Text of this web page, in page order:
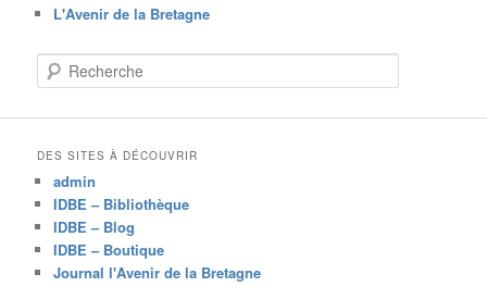
L'Avenir de la Bretagne
e
e
c
h
e
DES SITES À DÉCOUVRIR
admin
IDBE – Bibliothèque
IDBE – Blog
IDBE – Boutique
Journal l'Avenir de la Bretagne